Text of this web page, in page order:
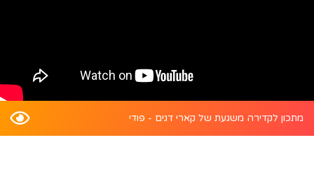
מתכון לקדירה משגעת של קארי דגים - פודי